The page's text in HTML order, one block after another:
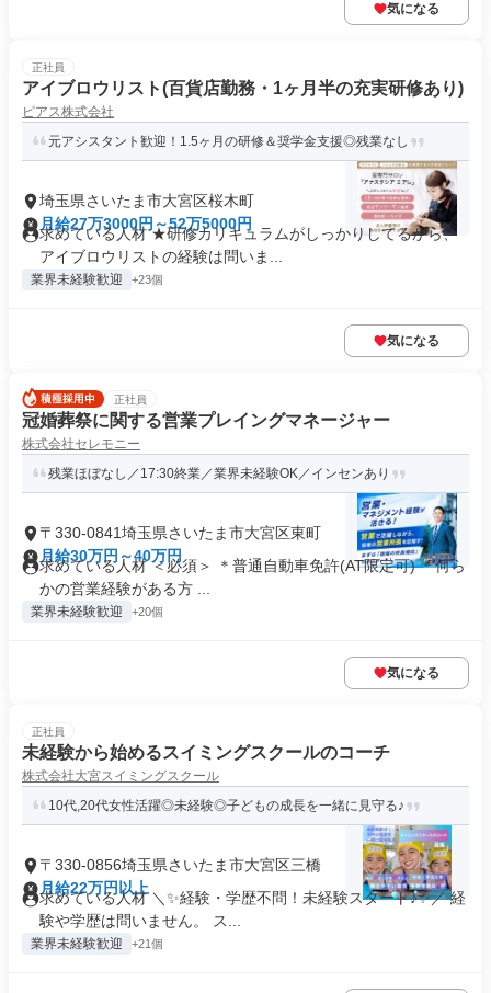
気になる
正社員
アイブロウリスト(百貨店勤務・1ヶ月半の充実研修あり)
ピアス株式会社
元アシスタント歓迎！1.5ヶ月の研修＆奨学金支援◎残業なし
埼玉県さいたま市大宮区桜木町
月給27万3000円～52万5000円
求めている人材 ★研修カリキュラムがしっかりしてるから、
アイブロウリストの経験は問いま...
業界未経験歓迎 +23個
気になる
正社員
冠婚葬祭に関する営業プレイングマネージャー
株式会社セレモニー
残業ほぼなし／17:30終業／業界未経験OK／インセンあり
〒330-0841埼玉県さいたま市大宮区東町
月給30万円～40万円
求めている人材 ＜必須＞ ＊普通自動車免許(AT限定可) ＊何ら
かの営業経験がある方 ...
業界未経験歓迎 +20個
気になる
正社員
未経験から始めるスイミングスクールのコーチ
株式会社大宮スイミングスクール
10代,20代女性活躍◎未経験◎子どもの成長を一緒に見守る♪
〒330-0856埼玉県さいたま市大宮区三橋
月給22万円以上
求めている人材 ＼✨経験・学歴不問！未経験スタート♪✨／ 経
験や学歴は問いません。 ス...
業界未経験歓迎 +21個